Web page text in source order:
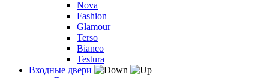
Nova
Fashion
Glamour
Terso
Bianco
Testura
Входные двери